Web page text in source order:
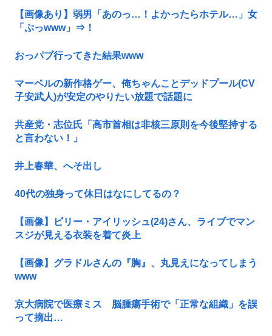
【画像あり】弱男「あのっ…！よかったらホテル…」女
「ぷっwww」⇒！
おっパブ行ってきた結果www
マーベルの新作格ゲー、俺ちゃんことデッドプール(CV
子安武人)が安定のやりたい放題で話題に
共産党・志位氏「高市首相は非核三原則を今後堅持する
と言わない！」
井上春華、へそ出し
40代の独身って休日はなにしてるの？
【画像】ビリー・アイリッシュ(24)さん、ライブでマン
スジが見える衣装を着て炎上
【画像】グラドルさんの『胸』、丸見えになってしまう
www
京大病院で医療ミス 脳腫瘍手術で「正常な組織」を誤
って摘出…